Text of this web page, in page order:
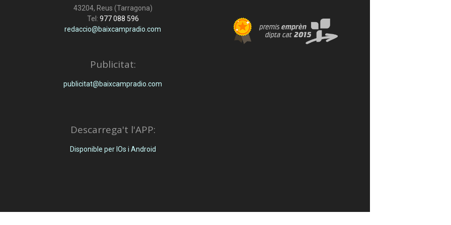
43204, Reus (Tarragona)
Tel: 977 088 596
redaccio@baixcampradio.com
Publicitat:
publicitat@baixcampradio.com
Descarrega't l'APP:
Disponible per IOs i Android